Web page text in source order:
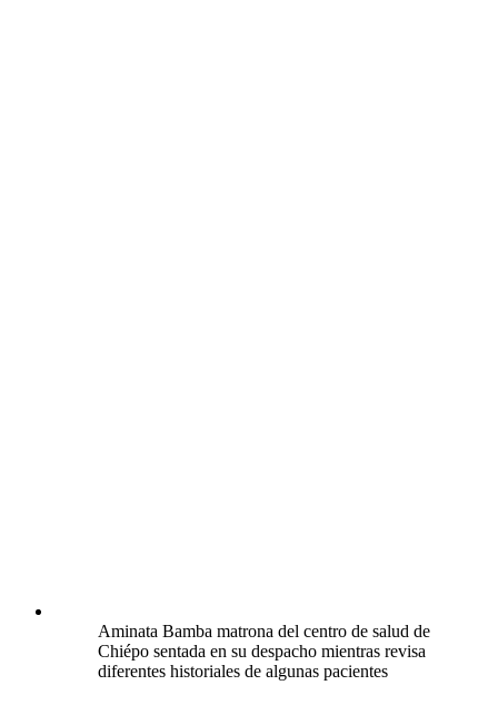
Aminata Bamba matrona del centro de salud de
Chiépo sentada en su despacho mientras revisa
diferentes historiales de algunas pacientes